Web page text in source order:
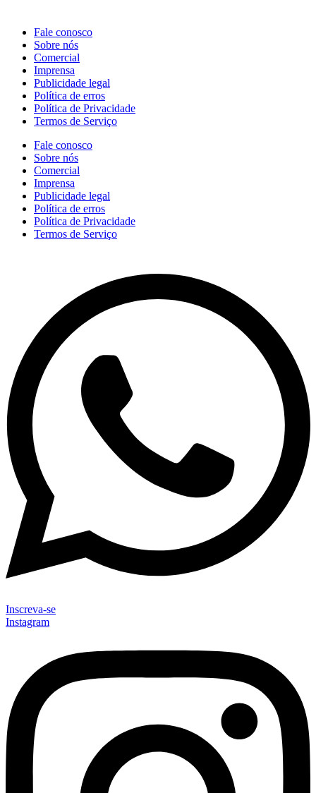
Fale conosco
Sobre nós
Comercial
Imprensa
Publicidade legal
Política de erros
Política de Privacidade
Termos de Serviço
Fale conosco
Sobre nós
Comercial
Imprensa
Publicidade legal
Política de erros
Política de Privacidade
Termos de Serviço
Inscreva-se
Instagram